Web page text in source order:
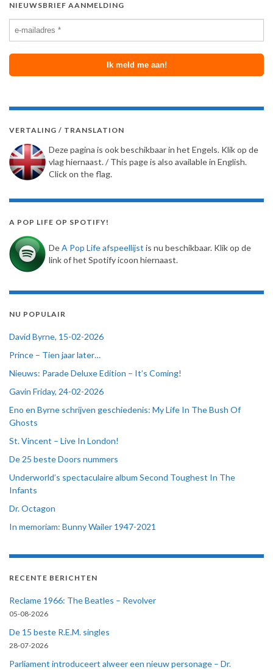
NIEUWSBRIEF AANMELDING
VERTALING / TRANSLATION
Deze pagina is ook beschikbaar in het Engels. Klik op de
vlag hiernaast. / This page is also available in English.
Click on the flag.
A POP LIFE OP SPOTIFY!
DeA Pop Life afspeellijst is nu beschikbaar. Klik op de
link of het Spotify icoon hiernaast.
NU POPULAIR
David Byrne, 15-02-2026
Prince – Tien jaar later…
Nieuws: Parade Deluxe Edition – It’s Coming!
Gavin Friday, 24-02-2026
Eno en Byrne schrijven geschiedenis: My Life In The Bush Of
Ghosts
St. Vincent – Live In London!
De 25 beste Doors nummers
Underworld’s spectaculaire album Second Toughest In The
Infants
Dr. Octagon
In memoriam: Bunny Wailer 1947-2021
RECENTE BERICHTEN
Reclame 1966: The Beatles – Revolver
05-08-2026
De 15 beste R.E.M. singles
28-07-2026
Parliament introduceert alweer een nieuw personage – Dr.